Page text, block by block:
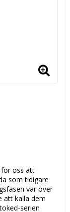
oss att
som tidigare
var över
att kalla dem
serien